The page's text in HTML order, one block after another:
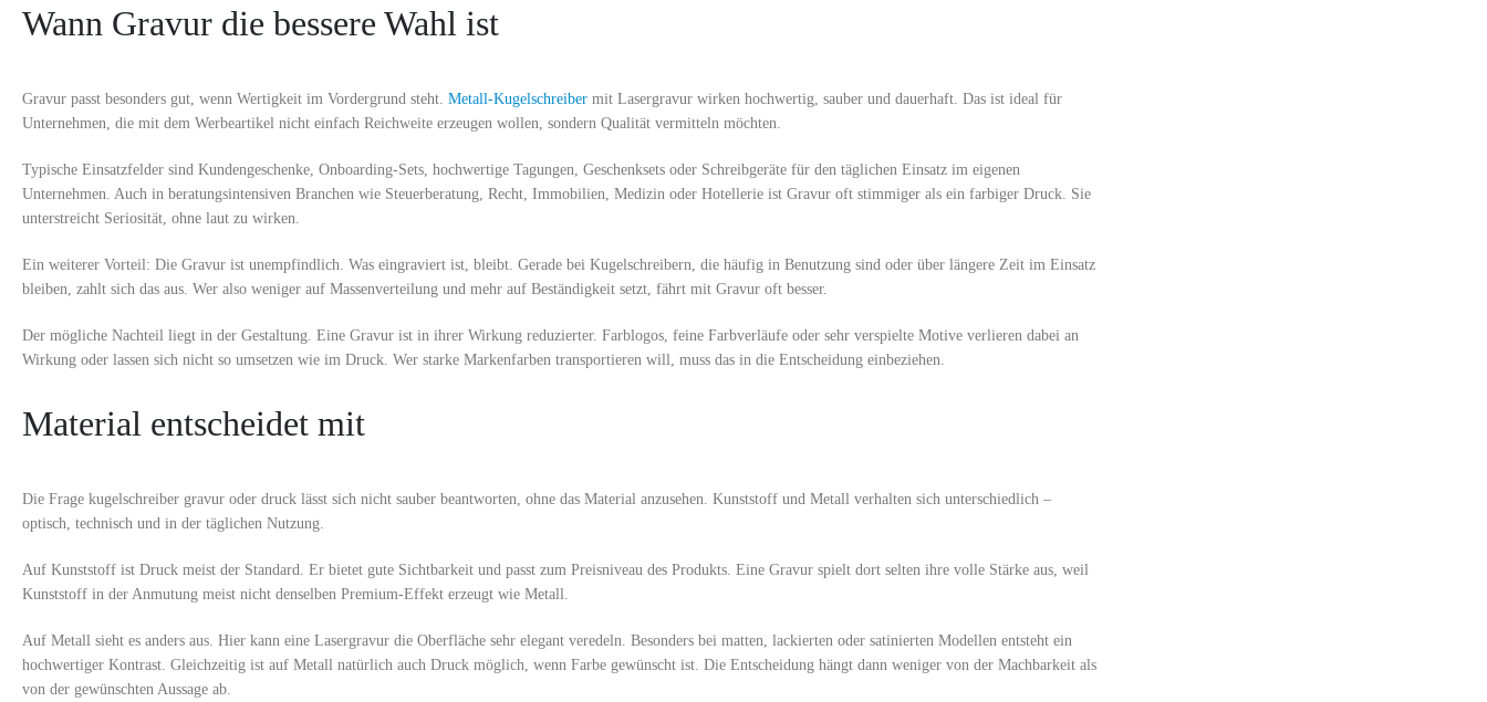
Wann Gravur die bessere Wahl ist
Gravur passt besonders gut, wenn Wertigkeit im Vordergrund steht. Metall-Kugelschreiber mit Lasergravur wirken hochwertig, sauber und dauerhaft. Das ist ideal für
Unternehmen, die mit dem Werbeartikel nicht einfach Reichweite erzeugen wollen, sondern Qualität vermitteln möchten.
Typische Einsatzfelder sind Kundengeschenke, Onboarding-Sets, hochwertige Tagungen, Geschenksets oder Schreibgeräte für den täglichen Einsatz im eigenen
Unternehmen. Auch in beratungsintensiven Branchen wie Steuerberatung, Recht, Immobilien, Medizin oder Hotellerie ist Gravur oft stimmiger als ein farbiger Druck. Sie
unterstreicht Seriosität, ohne laut zu wirken.
Ein weiterer Vorteil: Die Gravur ist unempfindlich. Was eingraviert ist, bleibt. Gerade bei Kugelschreibern, die häufig in Benutzung sind oder über längere Zeit im Einsatz
bleiben, zahlt sich das aus. Wer also weniger auf Massenverteilung und mehr auf Beständigkeit setzt, fährt mit Gravur oft besser.
Der mögliche Nachteil liegt in der Gestaltung. Eine Gravur ist in ihrer Wirkung reduzierter. Farblogos, feine Farbverläufe oder sehr verspielte Motive verlieren dabei an
Wirkung oder lassen sich nicht so umsetzen wie im Druck. Wer starke Markenfarben transportieren will, muss das in die Entscheidung einbeziehen.
Material entscheidet mit
Die Frage kugelschreiber gravur oder druck lässt sich nicht sauber beantworten, ohne das Material anzusehen. Kunststoff und Metall verhalten sich unterschiedlich –
optisch, technisch und in der täglichen Nutzung.
Auf Kunststoff ist Druck meist der Standard. Er bietet gute Sichtbarkeit und passt zum Preisniveau des Produkts. Eine Gravur spielt dort selten ihre volle Stärke aus, weil
Kunststoff in der Anmutung meist nicht denselben Premium-Effekt erzeugt wie Metall.
Auf Metall sieht es anders aus. Hier kann eine Lasergravur die Oberfläche sehr elegant veredeln. Besonders bei matten, lackierten oder satinierten Modellen entsteht ein
hochwertiger Kontrast. Gleichzeitig ist auf Metall natürlich auch Druck möglich, wenn Farbe gewünscht ist. Die Entscheidung hängt dann weniger von der Machbarkeit als
von der gewünschten Aussage ab.